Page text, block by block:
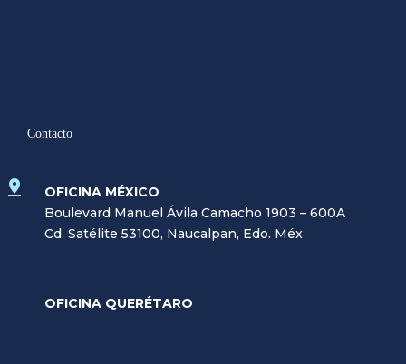
Contacto
OFICINA MÉXICO
Boulevard Manuel Ávila Camacho 1903 – 600A
Cd. Satélite 53100, Naucalpan, Edo. Méx
OFICINA QUERÉTARO